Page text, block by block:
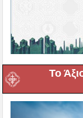
Το